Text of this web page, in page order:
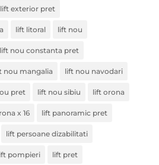
lift exterior pret
lift litoral lift nou
lift nou constanta pret
nou mangalia lift nou navodari
pret lift nou sibiu lift orona
x 16 lift panoramic pret
lift persoane dizabilitati
pompieri lift pret